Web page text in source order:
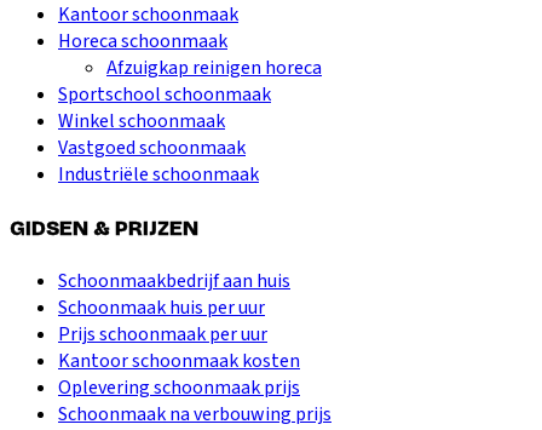
Kantoor schoonmaak
Horeca schoonmaak
Afzuigkap reinigen horeca
Sportschool schoonmaak
Winkel schoonmaak
Vastgoed schoonmaak
Industriële schoonmaak
GIDSEN & PRIJZEN
Schoonmaakbedrijf aan huis
Schoonmaak huis per uur
Prijs schoonmaak per uur
Kantoor schoonmaak kosten
Oplevering schoonmaak prijs
Schoonmaak na verbouwing prijs